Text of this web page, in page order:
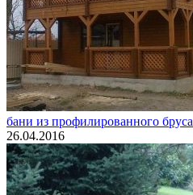
бани из профилированного бруса
26.04.2016